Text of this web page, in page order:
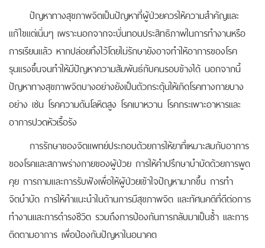
ปัญหาทางสุขภาพจิตเป็นปัญหาที่ผู้ป่วยควรให้ความสำคัญและ
แก้ไขแต่เนิ่นๆ เพราะนอกจากจะบั่นทอนประสิทธิภาพในการทำงานหรือ
การเรียนแล้ว หากปล่อยทิ้งไว้โดยไม่รักษายังอาจทำให้อาการของโรค
รุนแรงขึ้นจนทำให้มีปัญหาความสัมพันธ์กับคนรอบข้างได้ นอกจากนี้
ปัญหาทางสุขภาพจิตบางอย่างยังเป็นตัวกระตุ้นให้เกิดโรคทางกายบาง
อย่าง เช่น โรคความดันโลหิตสูง โรคเบาหวาน โรคกระเพาะอาหารและ
อาการปวดหัวเรื้อรัง
การรักษาของจิตแพทย์ประกอบด้วยการให้ยาที่เหมาะสมกับอาการ
ของโรคและสภาพร่างกายของผู้ป่วย การให้คำปรึกษาบำบัดด้วยการพูด
คุย การถามและการรับฟังเพื่อให้ผู้ป่วยเข้าใจปัญหามากขึ้น การทำ
จิตบำบัด การให้คำแนะนำในด้านการมีสุขภาพจิต และทัศนคติที่ดีต่อการ
ทำงานและการดำรงชีวิต รวมถึงการป้องกันการกลับมาเป็นซ้ำ และการ
ติดตามอาการ เพื่อป้องกันปัญหาในอนาคต